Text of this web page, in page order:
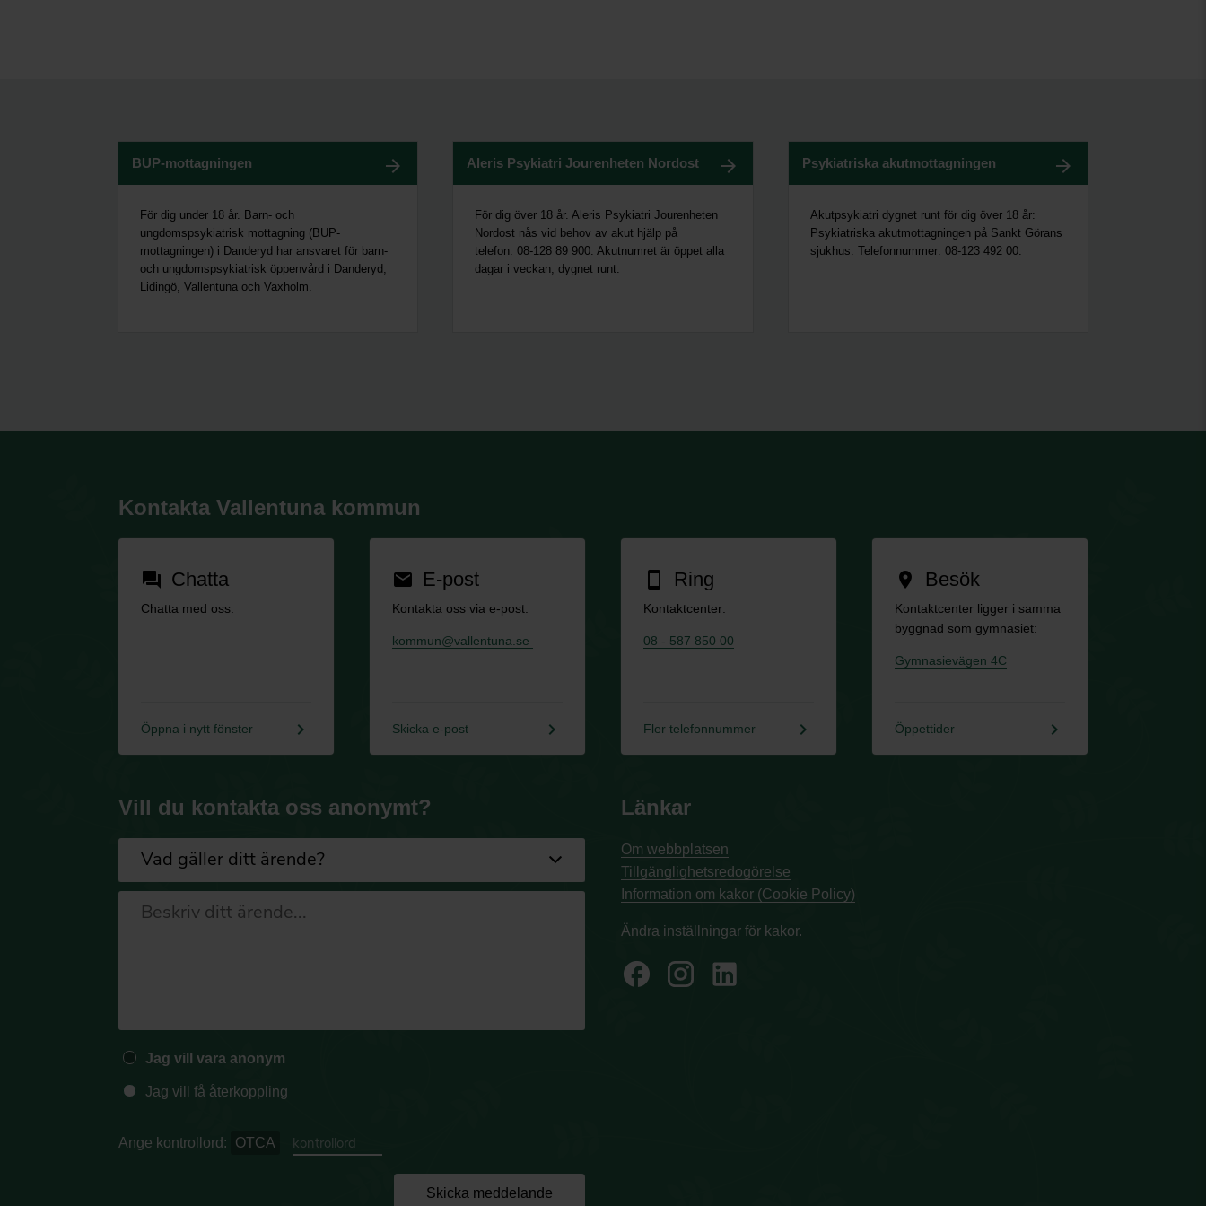
BUP-mottagningen
För dig under 18 år. Barn- och
ungdomspsykiatrisk mottagning (BUP-
mottagningen) i Danderyd har ansvaret för barn-
och ungdomspsykiatrisk öppenvård i Danderyd,
Lidingö, Vallentuna och Vaxholm.
Aleris Psykiatri Jourenheten Nordost
För dig över 18 år. Aleris Psykiatri Jourenheten
Nordost nås vid behov av akut hjälp på
telefon: 08-128 89 900. Akutnumret är öppet alla
dagar i veckan, dygnet runt.
Psykiatriska akutmottagningen
Akutpsykiatri dygnet runt för dig över 18 år:
Psykiatriska akutmottagningen på Sankt Görans
sjukhus. Telefonnummer: 08-123 492 00.
Kontakta Vallentuna kommun
forum Chatta
Chatta med oss.
Öppna i nytt fönster keyboard_arrow_right
email E-post
Kontakta oss via e-post.
kommun@vallentuna.se
Skicka e-post keyboard_arrow_right
smartphone Ring
Kontaktcenter:
08 - 587 850 00
Fler telefonnummer keyboard_arrow_right
location_on Besök
Kontaktcenter ligger i samma
byggnad som gymnasiet:
Gymnasievägen 4C
Öppettider keyboard_arrow_right
Vill du kontakta oss anonymt?
Jag vill vara anonym
Jag vill få återkoppling
Ange kontrollord: OTCA
Skicka meddelande
Länkar
Om webbplatsen
Tillgänglighetsredogörelse
Information om kakor (Cookie Policy)
Ändra inställningar för kakor.
facebook